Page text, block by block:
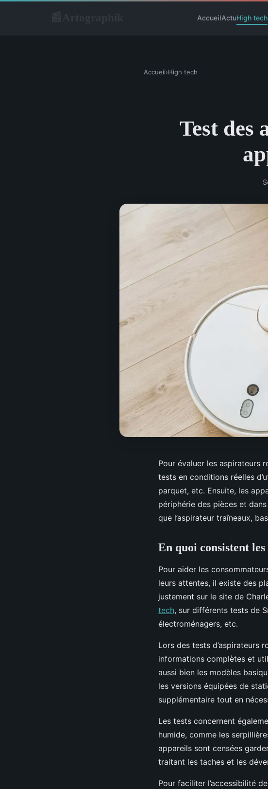
AccueilActuHigh tech
Accueil›High tech
Test des
Pour évaluer les aspirateurs
tests en conditions réelles
parquet, etc. Ensuite, les
périphérie des pièces et
que l’aspirateur traîneaux,
En quoi consistent
Pour aider les
leurs attentes, il existe des
justement sur le site de
tech, sur différents tests de
électroménagers, etc.
Lors des tests d’aspirateurs
informations complètes et
aussi bien les modèles
les versions équipées de
supplémentaire tout en
Les tests concernent
humide, comme les
appareils sont censées
traitant les taches et les
Pour faciliter l’accessibilité